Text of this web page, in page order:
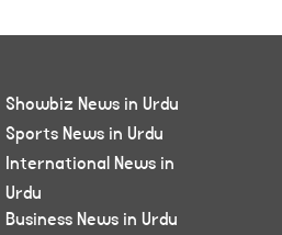
Showbiz News in Urdu
Sports News in Urdu
International News in
Urdu
Business News in Urdu